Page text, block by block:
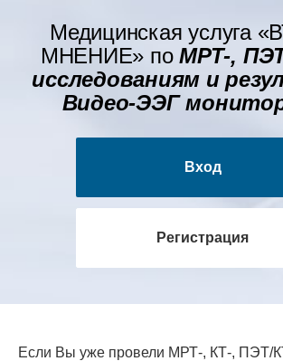
Медицинская услуга
МНЕНИЕ» поМРТ-,
исследованиям и
Видео-ЭЭГ
Вход
Регистрация
Если Вы уже провели МРТ-, КТ-, ПЭТ/